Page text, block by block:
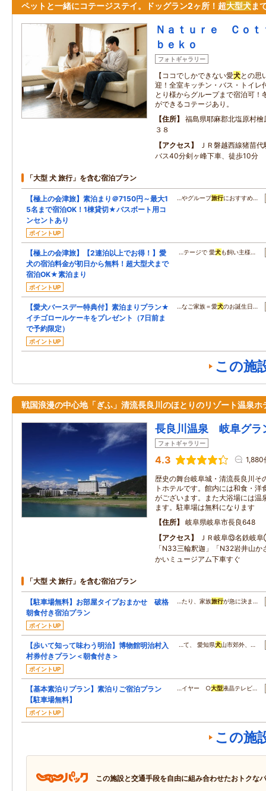
ペットと一緒にコテージステイ。ドッグラン2ヶ所！超大型犬ま
Ｎａｔｕｒｅ Ｃｏ
ｂｅｋｏ
フォトギャラリー
【ココでしかできない愛犬との思
迎！全室キッチン・バス・トイレ
とり様からグループまで宿泊可！
ができるコテージあり。
住所
福島県耶麻郡北塩原村
３８
アクセス
ＪＲ磐越西線猪苗
バス40分剣ヶ峰下車、徒歩10分
「大型 犬 旅行」を含む宿泊プラン
【極上の会津旅】素泊まり＠7150円～最大1
5名まで宿泊OK！1棟貸切★バスボート用コ
ンセントあり
ポイントUP
…やグループ旅行におすすめ…
【極上の会津旅】【2連泊以上でお得！】愛
犬の宿泊料金が初日から無料！超大型犬まで
宿泊OK★素泊まり
ポイントUP
…テージで 愛犬も飼い主様…
【愛犬バースデー特典付】素泊まりプラン★
イチゴロールケーキをプレゼント（7日前ま
で予約限定）
ポイントUP
…なご家族＝愛犬のお誕生日…
この施
戦国浪漫の中心地「ぎふ」清流長良川のほとりのリゾート温泉ホ
長良川温泉 岐阜グラ
フォトギャラリー
4.3 1,880
歴史の舞台岐阜城・清流長良川そ
トホテルです。館内には和食・
がございます。また大浴場には温
ます。駐車場は無料になります
住所
岐阜県岐阜市長良648
アクセス
ＪＲ岐阜⑬名鉄岐
「N33三輪釈迦」「N32岩井山か
かいミュージアム下車すぐ
「大型 犬 旅行」を含む宿泊プラン
【駐車場無料】お部屋タイプおまかせ 破格
朝食付き宿泊プラン
ポイントUP
…たり、家族旅行が急に決ま…
【歩いて知って味わう明治】博物館明治村入
村券付きプラン＜朝食付き＞
ポイントUP
…て、 愛知県犬山市郊外、…
【基本素泊りプラン】素泊りご宿泊プラン
【駐車場無料】
ポイントUP
…イヤー ○大型液晶テレビ…
この施
この施設と交通手段を自由に組み合わせたおトクな